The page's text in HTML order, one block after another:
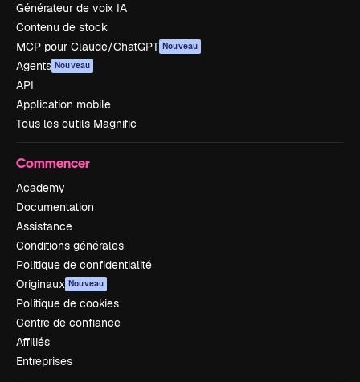
Générateur de voix IA
Contenu de stock
MCP pour Claude/ChatGPT Nouveau
Agents Nouveau
API
Application mobile
Tous les outils Magnific
Commencer
Academy
Documentation
Assistance
Conditions générales
Politique de confidentialité
Originaux Nouveau
Politique de cookies
Centre de confiance
Affiliés
Entreprises